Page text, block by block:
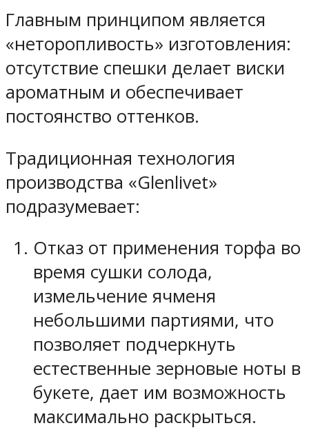
Главным принципом является
«неторопливость» изготовления:
отсутствие спешки делает виски
ароматным и обеспечивает
постоянство оттенков.
Традиционная технология
производства «Glenlivet»
подразумевает:
Отказ от применения торфа во
время сушки солода,
измельчение ячменя
небольшими партиями, что
позволяет подчеркнуть
естественные зерновые ноты в
букете, дает им возможность
максимально раскрыться.